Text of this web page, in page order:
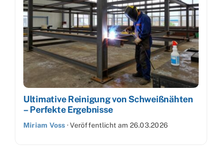
Ultimative Reinigung von Schweißnähten
– Perfekte Ergebnisse
Miriam Voss ·Veröffentlicht am 26.03.2026